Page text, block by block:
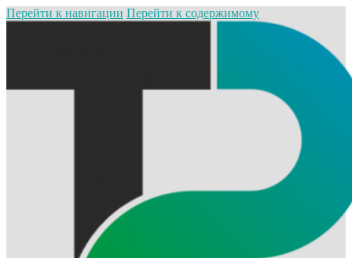
Перейти к навигации Перейти к содержимому